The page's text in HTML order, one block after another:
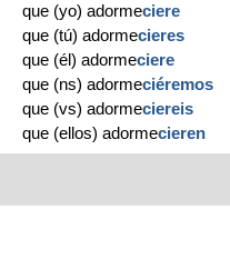
que (yo) adormeciere
que (tú) adormecieres
que (él) adormeciere
que (ns) adormeciéremos
que (vs) adormeciereis
que (ellos) adormecieren